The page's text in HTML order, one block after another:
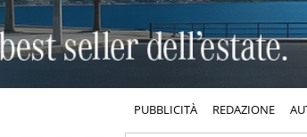
PUBBLICITÀ REDAZIONE